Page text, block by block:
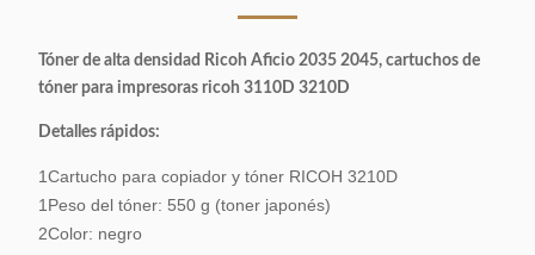
Tóner de alta densidad Ricoh Aficio 2035 2045, cartuchos de
tóner para impresoras ricoh 3110D 3210D
Detalles rápidos:
1Cartucho para copiador y tóner RICOH 3210D
1Peso del tóner: 550 g (toner japonés)
2Color: negro